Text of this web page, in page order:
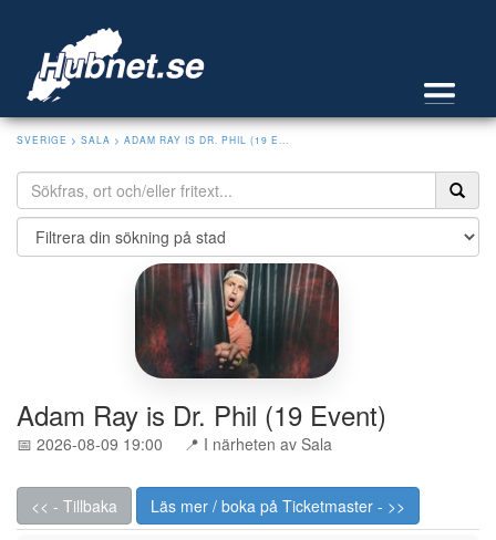
SVERIGE > SALA > ADAM RAY IS DR. PHIL (19 E...
Adam Ray is Dr. Phil (19 Event)
📅 2026-08-09 19:00 📍 I närheten av Sala
<< - Tillbaka Läs mer / boka på Ticketmaster - >>